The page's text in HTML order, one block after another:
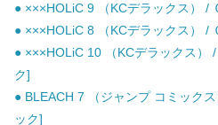
● ×××HOLiC 9 （KCデラックス） /
● ×××HOLiC 8 （KCデラックス） /
● ×××HOLiC 10 （KCデラックス）
ク]
● BLEACH 7 （ジャンプ コミック
ック]